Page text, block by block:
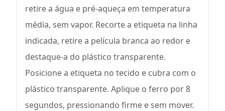
retire a água e pré-aqueça em temperatura
média, sem vapor. Recorte a etiqueta na linha
indicada, retire a película branca ao redor e
destaque-a do plástico transparente.
Posicione a etiqueta no tecido e cubra com o
plástico transparente. Aplique o ferro por 8
segundos, pressionando firme e sem mover.